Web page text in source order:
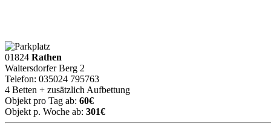
01824 Rathen
Waltersdorfer Berg 2
Telefon: 035024 795763
4 Betten + zusätzlich Aufbettung
Objekt pro Tag ab: 60€
Objekt p. Woche ab: 301€